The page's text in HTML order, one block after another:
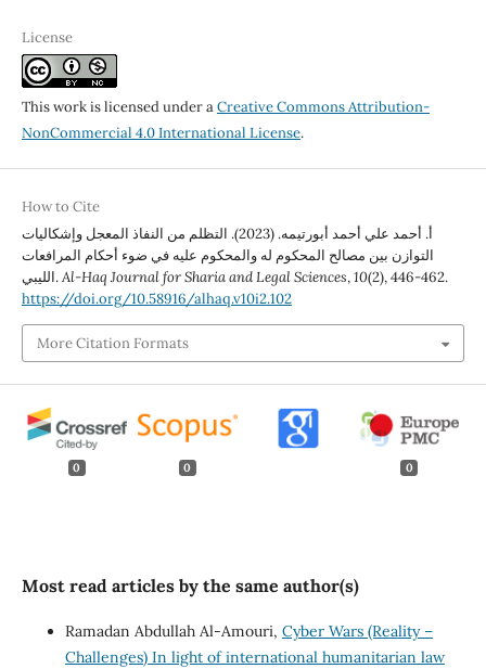
License
This work is licensed under aCreative Commons Attribution-
NonCommercial 4.0 International License.
How to Cite
أ. أحمد علي أحمد أبورتيمه. (2023). التظلم من النفاذ المعجل وإشكاليات
التوازن بين مصالح المحكوم له والمحكوم عليه في ضوء أحكام المرافعات
الليبي.Al-Haq Journal for Sharia and Legal Sciences,10(2), 446-462.
https://doi.org/10.58916/alhaq.v10i2.102
More Citation Formats
0 0 0
Most read articles by the same author(s)
Ramadan Abdullah Al-Amouri, Cyber Wars (Reality –
Challenges) In light of international humanitarian law